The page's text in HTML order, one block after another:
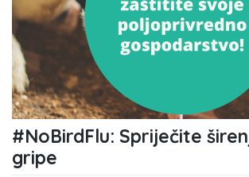
#NoBirdFlu: Spriječite
gripe